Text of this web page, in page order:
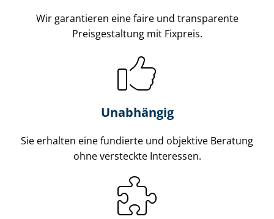
Wir garantieren eine faire und transparente
Preisgestaltung mit Fixpreis.
Unabhängig
Sie erhalten eine fundierte und objektive Beratung
ohne versteckte Interessen.